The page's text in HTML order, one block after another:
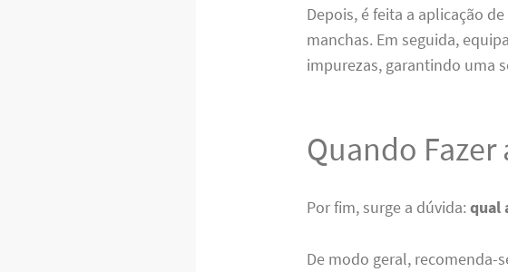
Depois, é feita a aplicação
manchas. Em seguida,
impurezas, garantindo uma
Quando Fazer
Por fim, surge a dúvida:qual
De modo geral,